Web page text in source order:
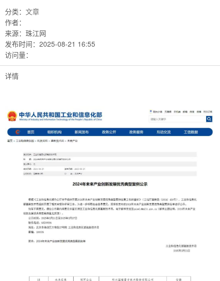
分类： 文章
作者：
来源： 珠江网
发布时间： 2025-08-21 16:55
访问量：
详情